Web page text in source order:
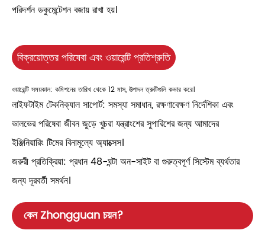
পরিদর্শন ডকুমেন্টেশন বজায় রাখা হয়।
বিক্রয়োত্তর পরিষেবা এবং ওয়ারেন্টি প্রতিশ্রুতি
ওয়ারেন্টি সময়কাল: কমিশনের তারিখ থেকে 12 মাস, উত্পাদন ত্রুটিগুলি কভার করে।
লাইফটাইম টেকনিক্যাল সাপোর্ট: সমস্যা সমাধান, রক্ষণাবেক্ষণ নির্দেশিকা এবং
ভালভের পরিষেবা জীবন জুড়ে খুচরা যন্ত্রাংশের সুপারিশের জন্য আমাদের
ইঞ্জিনিয়ারিং টিমের বিনামূল্যে অ্যাক্সেস।
জরুরী প্রতিক্রিয়া: প্রধান 48-ঘন্টা অন-সাইট বা গুরুত্বপূর্ণ সিস্টেম ব্যর্থতার
জন্য দূরবর্তী সমর্থন।
কেন Zhongguan চয়ন?